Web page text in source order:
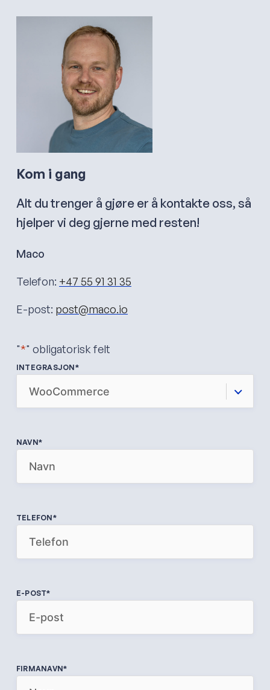
Kom i gang
Alt du trenger å gjøre er å kontakte oss, så
hjelper vi deg gjerne med resten!
Maco
Telefon: +47 55 91 31 35
E-post: post@maco.io
"*" obligatorisk felt
INTEGRASJON*
NAVN*
TELEFON*
E-POST*
FIRMANAVN*